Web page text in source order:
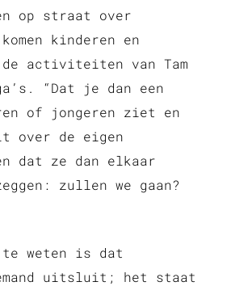
op straat over
kinderen en
activiteiten van Tam
“Dat je dan een
of jongeren ziet en
over de eigen
dat ze dan elkaar
zullen we gaan?
weten is dat
uitsluit; het staat